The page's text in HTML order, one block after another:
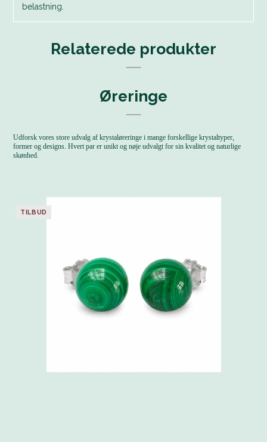
belastning.
Relaterede produkter
Øreringe
Udforsk vores store udvalg af krystaløreringe i mange forskellige krystaltyper,
former og designs. Hvert par er unikt og nøje udvalgt for sin kvalitet og naturlige
skønhed.
TILBUD